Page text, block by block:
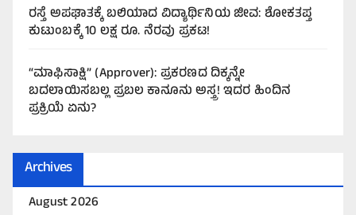
ರಸ್ತೆ ಅಪಘಾತಕ್ಕೆ ಬಲಿಯಾದ ವಿದ್ಯಾರ್ಥಿನಿಯ ಜೀವ: ಶೋಕತಪ್ತ
ಕುಟುಂಬಕ್ಕೆ 10 ಲಕ್ಷ ರೂ. ನೆರವು ಪ್ರಕಟ!
“ಮಾಫಿಸಾಕ್ಷಿ” (Approver): ಪ್ರಕರಣದ ದಿಕ್ಕನ್ನೇ
ಬದಲಾಯಿಸಬಲ್ಲ ಪ್ರಬಲ ಕಾನೂನು ಅಸ್ತ್ರ! ಇದರ ಹಿಂದಿನ
ಪ್ರಕ್ರಿಯೆ ಏನು?
Archives
August 2026